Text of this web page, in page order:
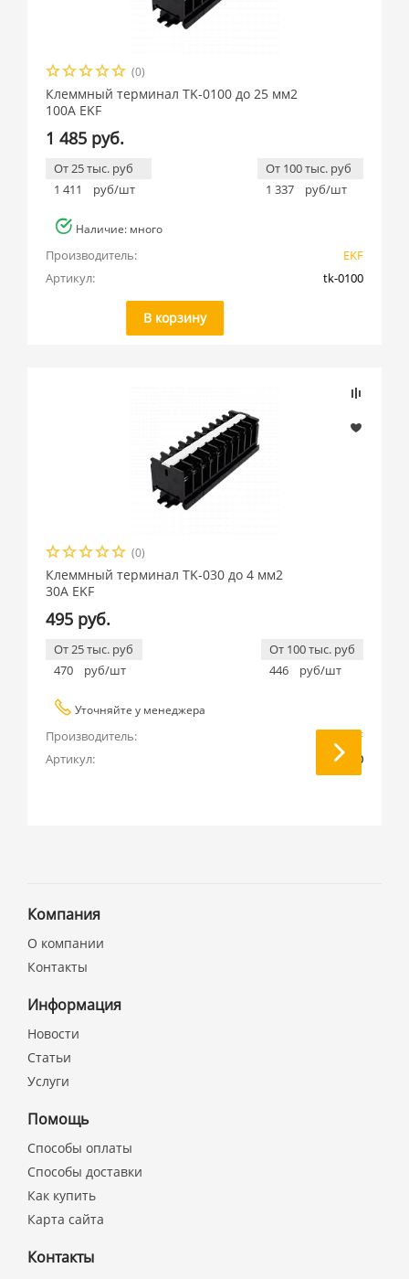
(0)
Клеммный терминал TK-0100 до 25 мм2
100A EKF
1 485 руб.
От 25 тыс. руб
1 411
руб/шт
От 100 тыс. руб
1 337
руб/шт
Наличие: много
Производитель:
EKF
Артикул:
tk-0100
В корзину
(0)
Клеммный терминал TK-030 до 4 мм2
30A EKF
495 руб.
От 25 тыс. руб
470
руб/шт
От 100 тыс. руб
446
руб/шт
Уточняйте у менеджера
Производитель:
EKF
Артикул:
tk-030
Компания
О компании
Контакты
Информация
Новости
Статьи
Услуги
Помощь
Способы оплаты
Способы доставки
Как купить
Карта сайта
Контакты